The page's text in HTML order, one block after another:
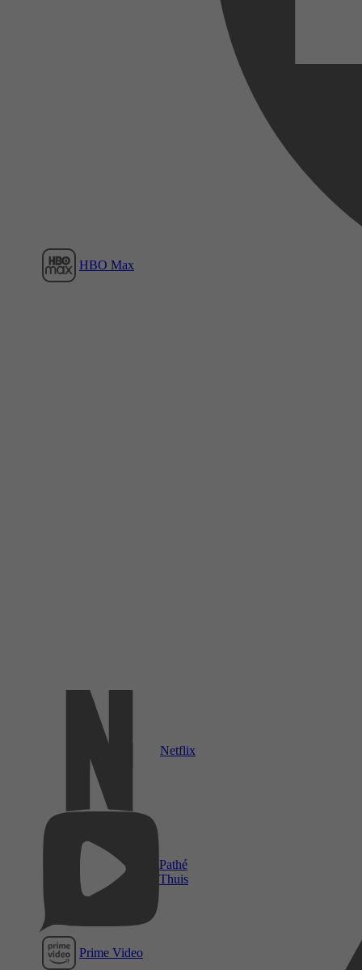
HBO Max
Netflix
Pathé
Thuis
Prime Video